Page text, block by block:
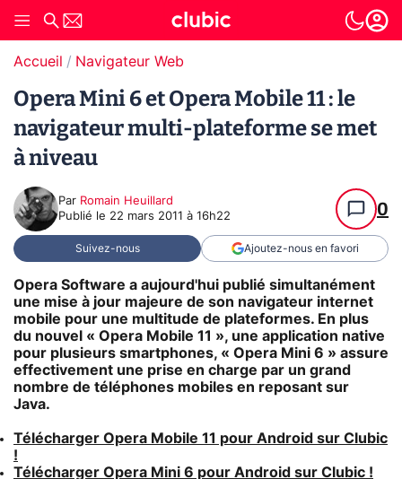
Accueil Navigateur Web
Opera Mini 6 et Opera Mobile 11 : le
navigateur multi-plateforme se met
à niveau
Par Romain Heuillard
Publié le 22 mars 2011 à 16h22 0
Suivez-nous Ajoutez-nous en favori
Opera Software a aujourd'hui publié simultanément
une mise à jour majeure de son navigateur internet
mobile pour une multitude de plateformes. En plus
du nouvel « Opera Mobile 11 », une application native
pour plusieurs smartphones, « Opera Mini 6 » assure
effectivement une prise en charge par un grand
nombre de téléphones mobiles en reposant sur
Java.
Télécharger Opera Mobile 11 pour Android sur Clubic
!
Télécharger Opera Mini 6 pour Android sur Clubic !